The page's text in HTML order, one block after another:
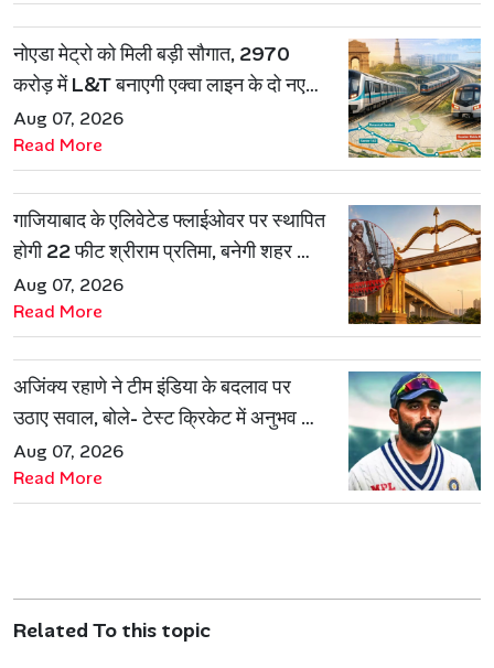
नोएडा मेट्रो को मिली बड़ी सौगात, 2970
करोड़ में L&T बनाएगी एक्वा लाइन के दो नए
रूट
Aug 07, 2026
Read More
गाजियाबाद के एलिवेटेड फ्लाईओवर पर स्थापित
होगी 22 फीट श्रीराम प्रतिमा, बनेगी शहर की
नई पहचान
Aug 07, 2026
Read More
अजिंक्य रहाणे ने टीम इंडिया के बदलाव पर
उठाए सवाल, बोले- टेस्ट क्रिकेट में अनुभव की
जरूरत हमेशा रहेगी
Aug 07, 2026
Read More
Related To this topic